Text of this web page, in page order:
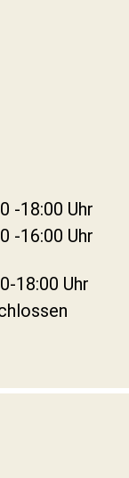
-18:00 Uhr
-16:00 Uhr
18:00 Uhr